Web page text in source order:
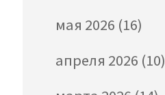
мая 2026 (16)
апреля 2026 (10)